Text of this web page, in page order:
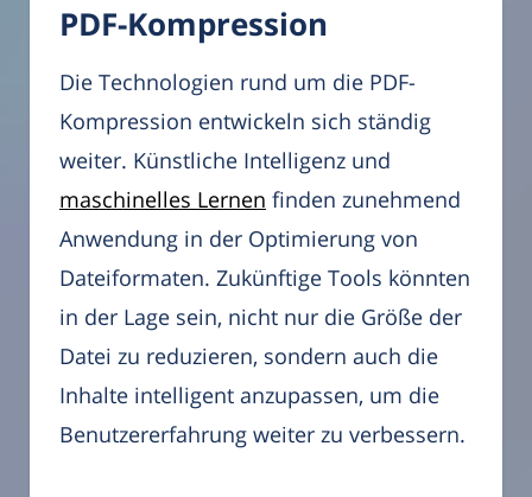
PDF-Kompression
Die Technologien rund um die PDF-
Kompression entwickeln sich ständig
weiter. Künstliche Intelligenz und
maschinelles Lernen finden zunehmend
Anwendung in der Optimierung von
Dateiformaten. Zukünftige Tools könnten
in der Lage sein, nicht nur die Größe der
Datei zu reduzieren, sondern auch die
Inhalte intelligent anzupassen, um die
Benutzererfahrung weiter zu verbessern.